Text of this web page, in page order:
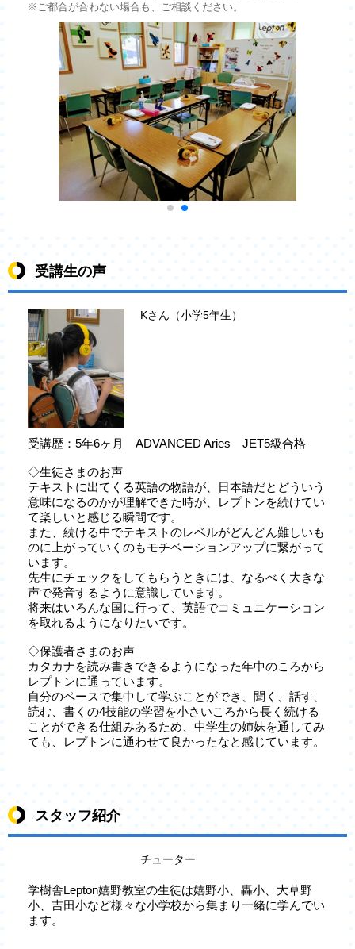
※ご都合が合わない場合も、ご相談ください。
受講生の声
Kさん（小学5年生）
受講歴：5年6ヶ月 ADVANCED Aries JET5級合格
◇生徒さまのお声
テキストに出てくる英語の物語が、日本語だとどういう
意味になるのかが理解できた時が、レプトンを続けてい
て楽しいと感じる瞬間です。
また、続ける中でテキストのレベルがどんどん難しいも
のに上がっていくのもモチベーションアップに繋がって
います。
先生にチェックをしてもらうときには、なるべく大きな
声で発音するように意識しています。
将来はいろんな国に行って、英語でコミュニケーション
を取れるようになりたいです。
◇保護者さまのお声
カタカナを読み書きできるようになった年中のころから
レプトンに通っています。
自分のペースで集中して学ぶことができ、聞く、話す、
読む、書くの4技能の学習を小さいころから長く続ける
ことができる仕組みあるため、中学生の姉妹を通してみ
ても、レプトンに通わせて良かったなと感じています。
スタッフ紹介
チューター
学樹舎Lepton嬉野教室の生徒は嬉野小、轟小、大草野
小、吉田小など様々な小学校から集まり一緒に学んでい
ます。